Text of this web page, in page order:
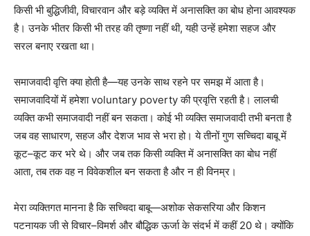
किसी भी बुद्धिजीवी, विचारवान और बड़े व्यक्ति में अनासक्ति का बोध होना आवश्यक
है। उनके भीतर किसी भी तरह की तृष्णा नहीं थी, यही उन्हें हमेशा सहज और
सरल बनाए रखता था।
समाजवादी वृत्ति क्या होती है—यह उनके साथ रहने पर समझ में आता है।
समाजवादियों में हमेशा voluntary poverty की प्रवृत्ति रहती है। लालची
व्यक्ति कभी समाजवादी नहीं बन सकता। कोई भी व्यक्ति समाजवादी तभी बनता है
जब वह साधारण, सहज और देशज भाव से भरा हो। ये तीनों गुण सच्चिदा बाबू में
कूट–कूट कर भरे थे। और जब तक किसी व्यक्ति में अनासक्ति का बोध नहीं
आता, तब तक वह न विवेकशील बन सकता है और न ही विनम्र।
मेरा व्यक्तिगत मानना है कि सच्चिदा बाबू—अशोक सेकसरिया और किशन
पटनायक जी से विचार–विमर्श और बौद्धिक ऊर्जा के संदर्भ में कहीं 20 थे। क्योंकि